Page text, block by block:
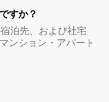
すか？
泊先、および社宅
ンション・アパート